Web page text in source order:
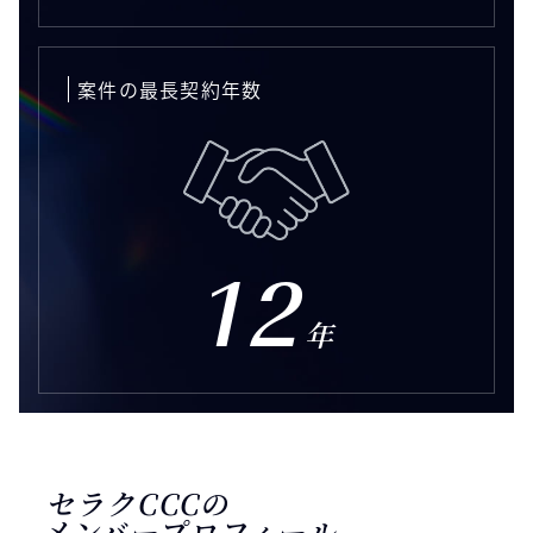
案件の最長契約年数
12年
セラクCCCの